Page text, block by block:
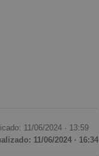
11/06/2024 · 13:59
11/06/2024 · 16:34